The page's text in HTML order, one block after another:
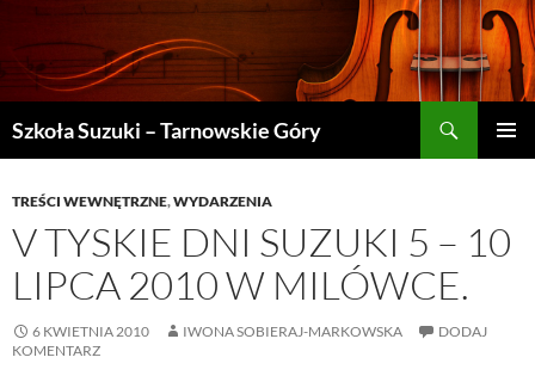
Szkoła Suzuki – Tarnowskie Góry
TREŚCI
TREŚCI WEWNĘTRZNE,WYDARZENIA
V TYSKIE DNI SUZUKI 5 – 10
LIPCA 2010 W MILÓWCE.
6 KWIETNIA 2010 IWONA SOBIERAJ-MARKOWSKA
DODAJ
KOMENTARZ